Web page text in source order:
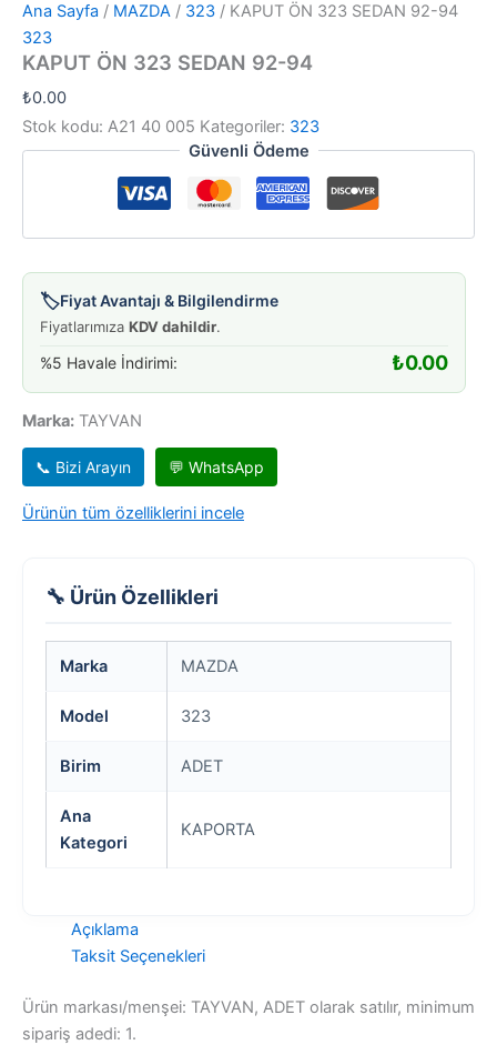
Ana Sayfa / MAZDA / 323 / KAPUT ÖN 323 SEDAN 92-94
323
KAPUT ÖN 323 SEDAN 92-94
₺0.00
Stok kodu: A21 40 005 Kategoriler: 323
Güvenli Ödeme
🏷️Fiyat Avantajı & Bilgilendirme
Fiyatlarımıza KDV dahildir.
%5 Havale İndirimi: ₺0.00
Marka: TAYVAN
📞 Bizi Arayın 💬 WhatsApp
Ürünün tüm özelliklerini incele
🔧 Ürün Özellikleri
Marka MAZDA
Model 323
Birim ADET
Ana
Kategori
KAPORTA
Açıklama
Taksit Seçenekleri
Ürün markası/menşei: TAYVAN, ADET olarak satılır, minimum
sipariş adedi: 1.